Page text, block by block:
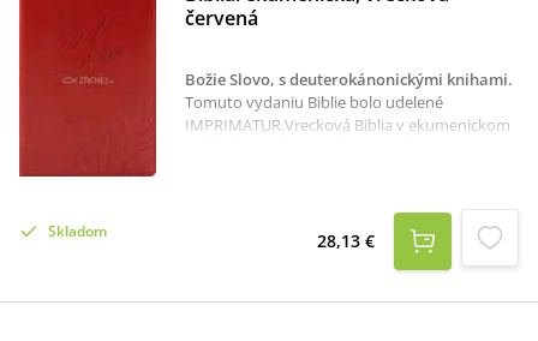
formácii. - doc. ThDr. Juraj Sedláček, PhD., DiS.
červená
Božie Slovo, s deuterokánonickými knihami.
Tomuto vydaniu Biblie bolo udelené
IMPRIMATUR.Vrecková Biblia v ekumenickom
zabezpečila ho Slovenská biblická spoločnosť.
Na tejto práci sa podieľali biblisti, prekladatelia
a jazykovedci zo všetkých kresťanských cirkví
naznačené plamienky, na zadnej strane je
Skladom 28,13 €